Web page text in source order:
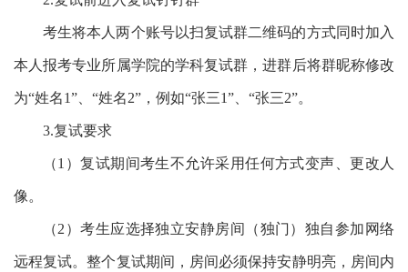
考生将本人两个账号以扫复试群二维码的方式同时加入
本人报考专业所属学院的学科复试群，进群后将群昵称修改
为“姓名1”、“姓名2”，例如“张三1”、“张三2”。
3.复试要求
（1 ）复试期间考生不允许采用任何方式变声、更改人
像。
（2 ）考生应选择独立安静房间（独门）独自参加网络
远程复试。整个复试期间，房间必须保持安静明亮，房间内